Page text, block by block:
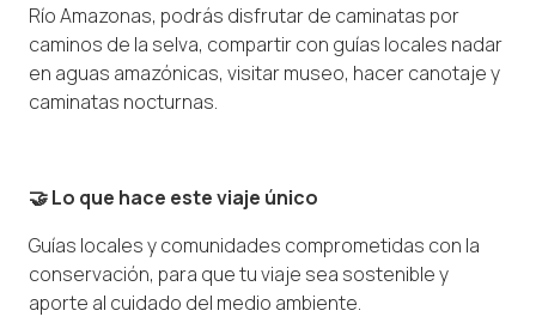
Río Amazonas, podrás disfrutar de caminatas por
caminos de la selva, compartir con guías locales nadar
en aguas amazónicas, visitar museo, hacer canotaje y
caminatas nocturnas.
🤝 Lo que hace este viaje único
Guías locales y comunidades comprometidas con la
conservación, para que tu viaje sea sostenible y
aporte al cuidado del medio ambiente.